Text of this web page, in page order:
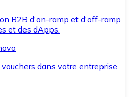
B2B d'on-ramp et d'off-ramp
et des dApps.
dans votre entreprise.